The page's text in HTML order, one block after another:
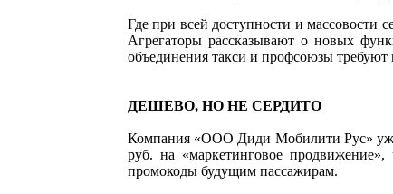
Где при всей доступности и массовости
Агрегаторы рассказывают о новых
объединения такси и профсоюзы требуют
ДЕШЕВО, НО НЕ СЕРДИТО
Компания «ООО Диди Мобилити Рус» уже
руб. на «маркетинговое
промокоды будущим пассажирам.